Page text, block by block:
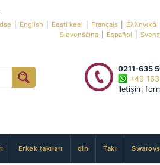
|English|Eesti keel|Français|Ελληνικά
Slovenščina
Español
0211-635
+49
İletişim
Erkek takıları din Takı